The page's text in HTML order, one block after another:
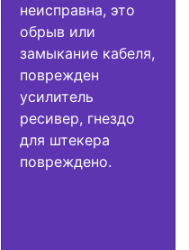
неисправна, это
обрыв или
замыкание кабеля,
поврежден
усилитель
ресивер, гнездо
для штекера
повреждено.